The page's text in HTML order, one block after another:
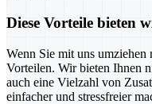
Diese Vorteile bieten
Wenn Sie mit uns
Vorteilen. Wir bieten Ihnen
auch eine Vielzahl von
einfacher und stressfreier